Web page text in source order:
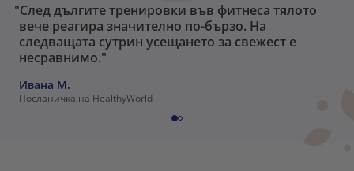
"След дългите тренировки във фитнеса тялото
вече реагира значително по-бързо. На
следващата сутрин усещането за свежест е
несравнимо."
Ивана M.
Посланичка на HealthyWorld